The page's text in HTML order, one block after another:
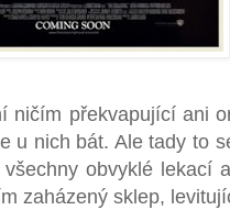
ničím překvapující ani
u nich bát. Ale tady to
obvyklé lekací
zaházený sklep,